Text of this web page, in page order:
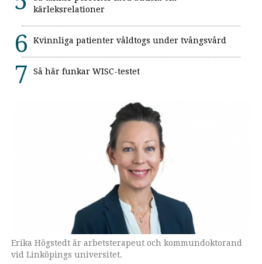
kärleksrelationer
Kvinnliga patienter våldtogs under tvångsvård
Så här funkar WISC-testet
Erika Högstedt är arbetsterapeut och kommundoktorand
vid Linköpings universitet.